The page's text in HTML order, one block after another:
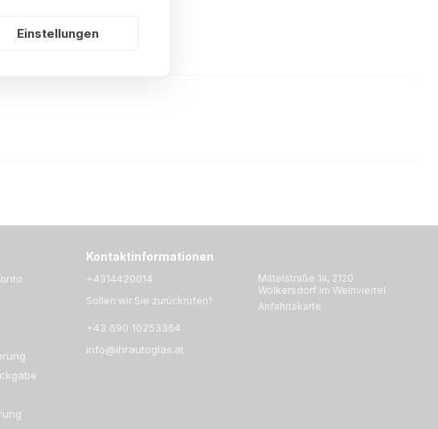
Kontaktinformationen
+4314420014
Sollen wir Sie zurückrufen?
+43 690 10253364
info@ihrautoglas.at
Mittelstraße 1a, 2120
Wolkersdorf im Weinviertel
Anfahrtskarte
Einstellungen